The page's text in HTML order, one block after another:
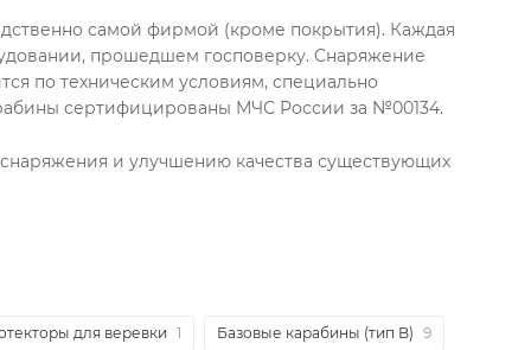
самой фирмой (кроме покрытия). Каждая
прошедшем госповерку. Снаряжение
по техническим условиям, специально
сертифицированы МЧС России за №00134.
и улучшению качества существующих
для веревки 1 Базовые карабины (тип B) 9